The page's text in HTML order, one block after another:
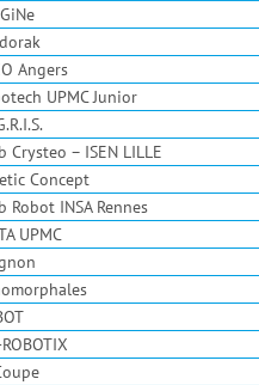
Angers
UPMC Junior
Crysteo – ISEN LILLE
Concept
Robot INSA Rennes
UPMC